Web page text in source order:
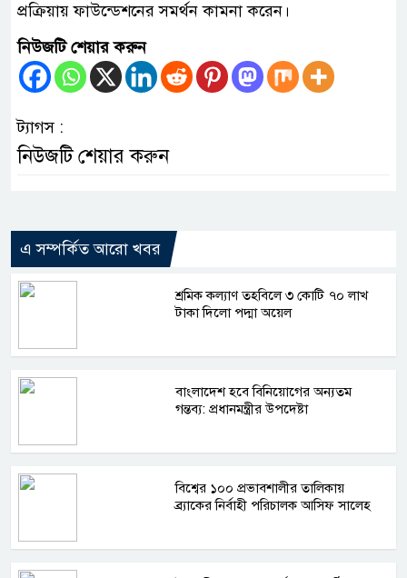
প্রক্রিয়ায় ফাউন্ডেশনের সমর্থন কামনা করেন।
নিউজটি শেয়ার করুন
ট্যাগস :
নিউজটি শেয়ার করুন
এ সম্পর্কিত আরো খবর
শ্রমিক কল্যাণ তহবিলে ৩ কোটি ৭০ লাখ
টাকা দিলো পদ্মা অয়েল
বাংলাদেশ হবে বিনিয়োগের অন্যতম
গন্তব্য: প্রধানমন্ত্রীর উপদেষ্টা
বিশ্বের ১০০ প্রভাবশালীর তালিকায়
ব্র্যাকের নির্বাহী পরিচালক আসিফ সালেহ